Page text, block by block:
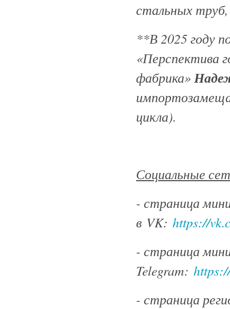
стальных
**В 2025 году
«Перспектива
фабрика»
цикла).
Социальные
- страница
в VK: https://
- страница
Telegram:
- страница